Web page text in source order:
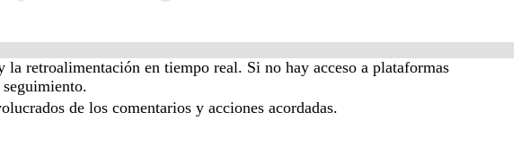
la retroalimentación en tiempo real. Si no hay acceso a plataformas
de los comentarios y acciones acordadas.